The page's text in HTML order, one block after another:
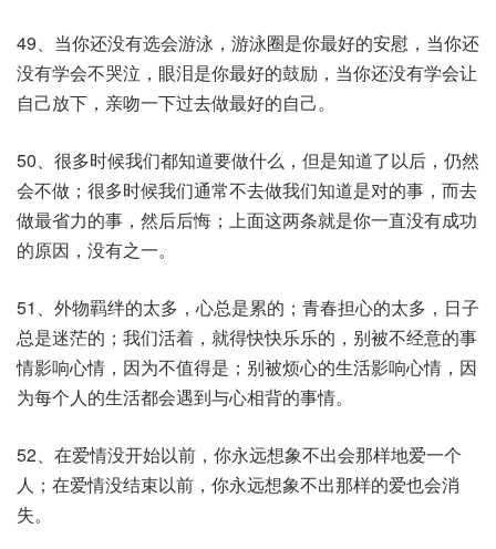
49、当你还没有选会游泳，游泳圈是你最好的安慰，当你还
没有学会不哭泣，眼泪是你最好的鼓励，当你还没有学会让
自己放下，亲吻一下过去做最好的自己。
50、很多时候我们都知道要做什么，但是知道了以后，仍然
会不做；很多时候我们通常不去做我们知道是对的事，而去
做最省力的事，然后后悔；上面这两条就是你一直没有成功
的原因，没有之一。
51、外物羁绊的太多，心总是累的；青春担心的太多，日子
总是迷茫的；我们活着，就得快快乐乐的，别被不经意的事
情影响心情，因为不值得是；别被烦心的生活影响心情，因
为每个人的生活都会遇到与心相背的事情。
52、在爱情没开始以前，你永远想象不出会那样地爱一个
人；在爱情没结束以前，你永远想象不出那样的爱也会消
失。